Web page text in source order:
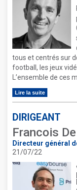
tous et centrés sur
football, les jeux
L’ensemble de ces
Lire la suite
DIRIGEANT
Francois
Directeur général
21/07/22